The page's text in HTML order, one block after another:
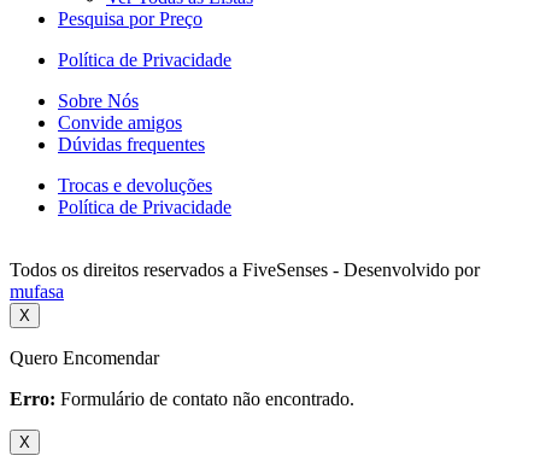
Pesquisa por Preço
Política de Privacidade
Sobre Nós
Convide amigos
Dúvidas frequentes
Trocas e devoluções
Política de Privacidade
Todos os direitos reservados a FiveSenses - Desenvolvido por
mufasa
X
Quero Encomendar
Erro: Formulário de contato não encontrado.
X